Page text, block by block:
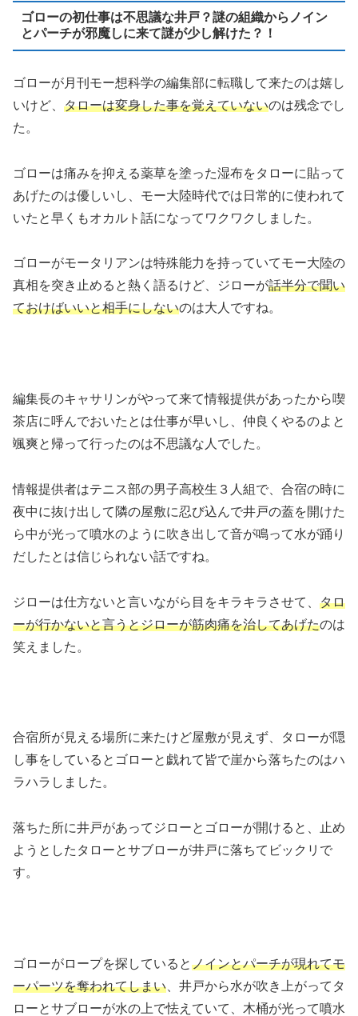
ゴローの初仕事は不思議な井戸？謎の組織からノイン
とパーチが邪魔しに来て謎が少し解けた？！
ゴローが月刊モー想科学の編集部に転職して来たのは嬉し
いけど、 タローは変身した事を覚えていないのは残念でし
た。
ゴローは痛みを抑える薬草を塗った湿布をタローに貼って
あげたのは優しいし、モー大陸時代では日常的に使われて
いたと早くもオカルト話になってワクワクしました。
ゴローがモータリアンは特殊能力を持っていてモー大陸の
真相を突き止めると熱く語るけど、ジローが話半分で聞い
ておけばいいと相手にしないのは大人ですね。
編集長のキャサリンがやって来て情報提供があったから喫
茶店に呼んでおいたとは仕事が早いし、仲良くやるのよと
颯爽と帰って行ったのは不思議な人でした。
情報提供者はテニス部の男子高校生３人組で、合宿の時に
夜中に抜け出して隣の屋敷に忍び込んで井戸の蓋を開けた
ら中が光って噴水のように吹き出して音が鳴って水が踊り
だしたとは信じられない話ですね。
ジローは仕方ないと言いながら目をキラキラさせて、 タロ
ーが行かないと言うとジローが筋肉痛を治してあげたのは
笑えました。
合宿所が見える場所に来たけど屋敷が見えず、タローが隠
し事をしているとゴローと戯れて皆で崖から落ちたのはハ
ラハラしました。
落ちた所に井戸があってジローとゴローが開けると、止め
ようとしたタローとサブローが井戸に落ちてビックリで
す。
ゴローがロープを探しているとノインとパーチが現れてモ
ーパーツを奪われてしまい 、井戸から水が吹き上がってタ
ローとサブローが水の上で怯えていて、木桶が光って噴水